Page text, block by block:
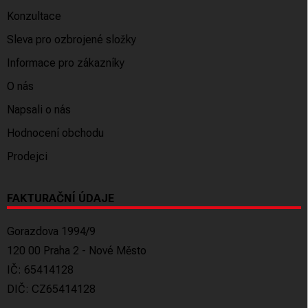
Konzultace
Sleva pro ozbrojené složky
Informace pro zákazníky
O nás
Napsali o nás
Hodnocení obchodu
Prodejci
FAKTURAČNÍ ÚDAJE
Gorazdova 1994/9
120 00 Praha 2 - Nové Město
IČ: 65414128
DIČ: CZ65414128